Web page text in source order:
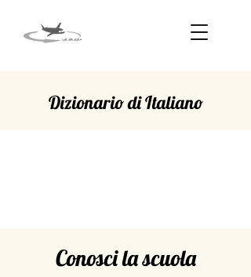
Dizionario di Italiano
Conosci la scuola